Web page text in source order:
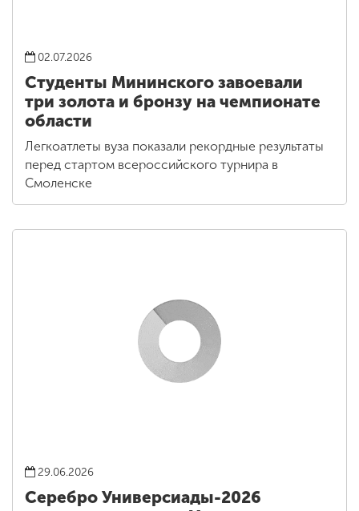
02.07.2026
Студенты Мининского завоевали
три золота и бронзу на чемпионате
области
Легкоатлеты вуза показали рекордные результаты
перед стартом всероссийского турнира в
Смоленске
29.06.2026
Серебро Универсиады-2026